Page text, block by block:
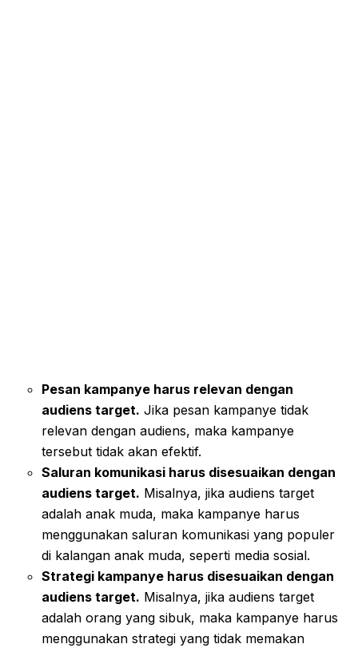
Pesan kampanye harus relevan dengan
audiens target. Jika pesan kampanye tidak
relevan dengan audiens, maka kampanye
tersebut tidak akan efektif.
Saluran komunikasi harus disesuaikan dengan
audiens target. Misalnya, jika audiens target
adalah anak muda, maka kampanye harus
menggunakan saluran komunikasi yang populer
di kalangan anak muda, seperti media sosial.
Strategi kampanye harus disesuaikan dengan
audiens target. Misalnya, jika audiens target
adalah orang yang sibuk, maka kampanye harus
menggunakan strategi yang tidak memakan